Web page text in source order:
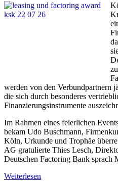
werden von den Verbundpartnern
die sich durch besonderes
Finanzierungsinstrumente
Im Rahmen eines feierlichen
bekam Udo Buschmann,
Köln, Urkunde und Trophäe
AG gratulierte Thies Lesch,
Deutschen Factoring Bank sprach
Weiterlesen